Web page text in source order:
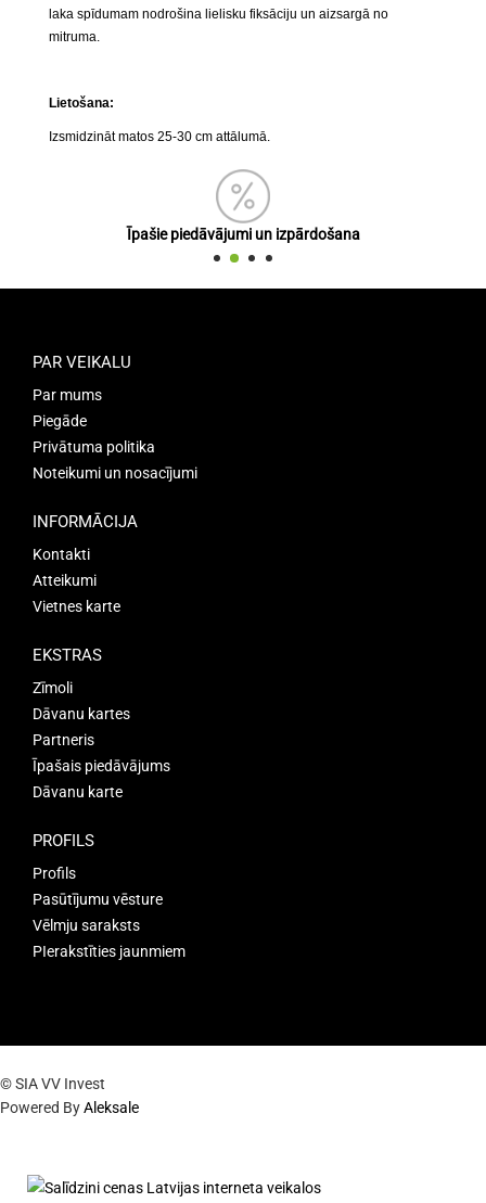
laka spīdumam nodrošina lielisku fiksāciju un aizsargā no
mitruma.
Lietošana:
Izsmidzināt matos 25-30 cm attālumā.
Īpašie piedāvājumi un izpārdošana
PAR VEIKALU
Par mums
Piegāde
Privātuma politika
Noteikumi un nosacījumi
INFORMĀCIJA
Kontakti
Atteikumi
Vietnes karte
EKSTRAS
Zīmoli
Dāvanu kartes
Partneris
Īpašais piedāvājums
Dāvanu karte
PROFILS
Profils
Pasūtījumu vēsture
Vēlmju saraksts
PIerakstīties jaunmiem
© SIA VV Invest
Powered ByAleksale